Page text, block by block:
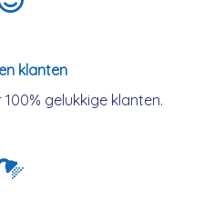
klanten
gelukkige klanten.